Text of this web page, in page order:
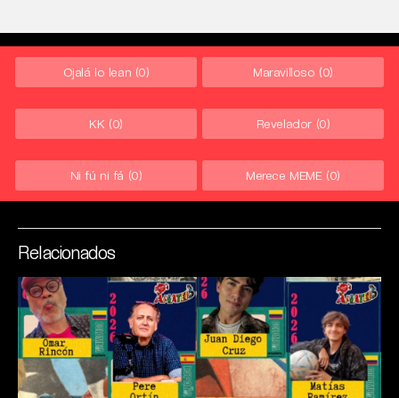
Ojalá lo lean (0) Maravilloso (0)
KK (0) Revelador (0)
Ni fú ni fá (0) Merece MEME (0)
Relacionados